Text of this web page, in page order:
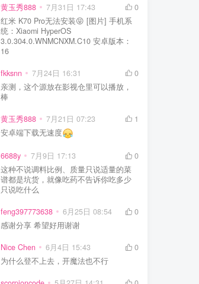
黄玉秀888 7月31日 17:43
0
红米 K70 Pro无法安装😝 [图片] 手机系
统：Xiaomi HyperOS
3.0.304.0.WNMCNXM.C10 安卓版本：
16
fkksnn 7月24日 16:31
0
亲测，这个源放在影视仓里可以播放，
棒
黄玉秀888 7月21日 07:23
1
安卓端下载无速度
6688y 7月9日 17:13
0
这种不说调料比例、质量只说适量的菜
谱都是坑货，就像吃药不告诉你吃多少
只说吃什么
feng397773638 6月25日 08:54
0
感谢分享 希望好用谢谢
Nice Chen 6月4日 15:43
0
为什么登不上去，开魔法也不行